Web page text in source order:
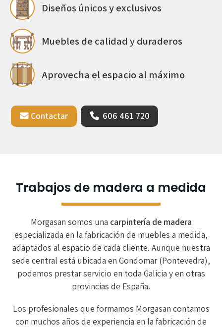
Diseños únicos y exclusivos
Muebles de calidad y duraderos
Aprovecha el espacio al máximo
Contactar 606 461 720
Trabajos de madera a medida
Morgasan somos una carpintería de madera
especializada en la fabricación de muebles a medida,
adaptados al espacio de cada cliente. Aunque nuestra
sede central está ubicada en Gondomar (Pontevedra),
podemos prestar servicio en toda Galicia y en otras
provincias de España.
Los profesionales que formamos Morgasan contamos
con muchos años de experiencia en la fabricación de